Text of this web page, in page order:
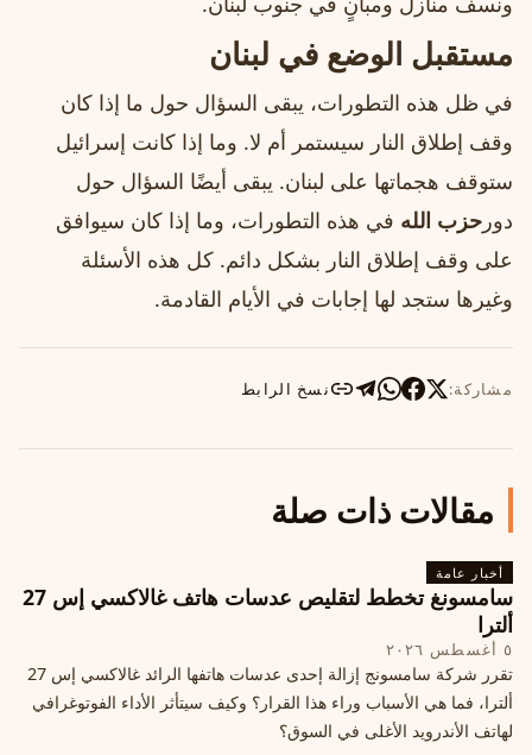
مستقبل الوضع في لبنان
في ظل هذه التطورات، يبقى السؤال حول ما إذا كان
وقف إطلاق النار سيستمر أم لا. وما إذا كانت إسرائيل
ستوقف هجماتها على لبنان. يبقى أيضًا السؤال حول
دور حزب الله في هذه التطورات، وما إذا كان سيوافق
على وقف إطلاق النار بشكل دائم. كل هذه الأسئلة
وغيرها ستجد لها إجابات في الأيام القادمة.
مشاركة: نسخ الرابط
مقالات ذات صلة
أخبار عامة
سامسونغ تخطط لتقليص عدسات هاتف غالاكسي إس 27
ألترا
٥ أغسطس ٢٠٢٦
تقرر شركة سامسونج إزالة إحدى عدسات هاتفها الرائد غالاكسي إس 27
ألترا، فما هي الأسباب وراء هذا القرار؟ وكيف سيتأثر الأداء الفوتوغرافي
لهاتف الأندرويد الأغلى في السوق؟